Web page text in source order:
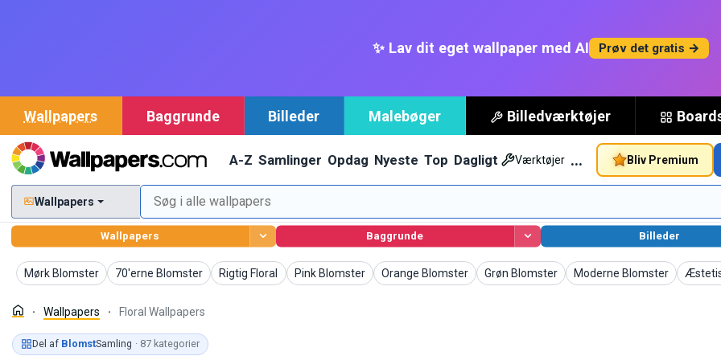
✨ Lav dit eget wallpaper med AI Prøv det gratis →
Wallpapers Baggrunde Billeder Malebøger Billedværktøjer
A-Z Samlinger Opdag Nyeste Top Dagligt Værktøjer … Bliv Premium
Wallpapers
Wallpapers Baggrunde Billeder
Mørk Blomster
Wallpapers 70'erne Blomster
Wallpapers Rigtig Floral
Wallpapers Pink Blomster
Wallpapers Orange Blomster
Wallpapers Grøn Blomster
Wallpapers Moderne Blomster
Wallpapers
Wallpapers Floral Wallpapers
Del af BlomstSamling · 87 kategorier